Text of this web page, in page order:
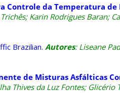
Controle da Temperatura
Karin Rodrigues Baran;
Brazilian. Autores:Liseane
de Misturas Asfálticas
Thives da Luz Fontes; Glicério